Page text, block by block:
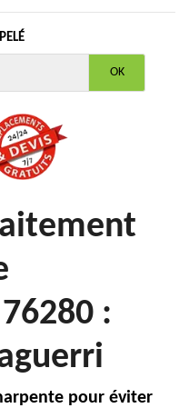
:
pour éviter